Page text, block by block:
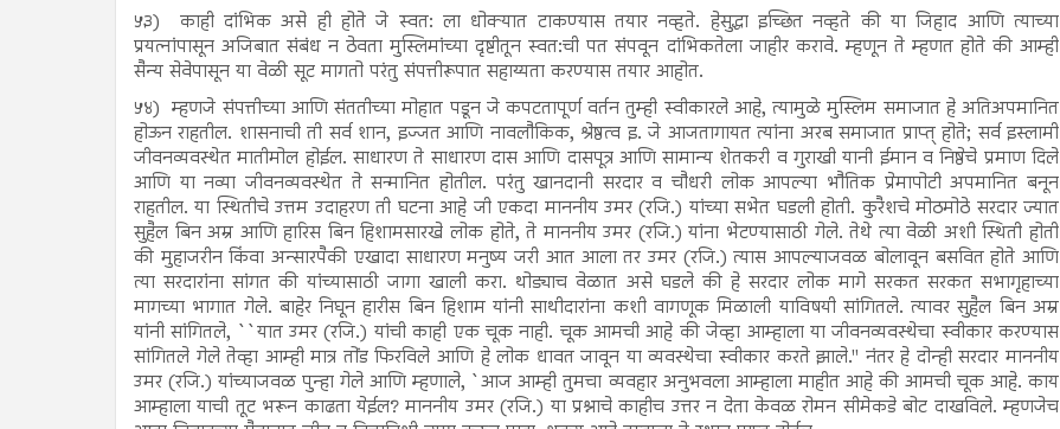
५३)
काही दांभिक असे ही होते जे स्वत: ला धोक्यात टाकण्यास तयार नव्हते. हेसुद्धा इच्छित नव्हते की या जिहाद आणि त्याच्या
प्रयत्नांपासून अजिबात संबंध न ठेवता मुस्लिमांच्या दृष्टीतून स्वत:ची पत संपवून दांभिकतेला जाहीर करावे. म्हणून ते म्हणत होते की आम्ही
सैन्य सेवेपासून या वेळी सूट मागतो परंतु संपत्तीरूपात सहाय्यता करण्यास तयार आहोत.
५४) म्हणजे संपत्तीच्या आणि संततीच्या मोहात पडून जे कपटतापूर्ण वर्तन तुम्ही स्वीकारले आहे, त्यामुळे मुस्लिम समाजात हे अतिअपमानित
होऊन राहतील. शासनाची ती सर्व शान, इज्जत आणि नावलौकिक, श्रेष्ठत्व इ. जे आजतागायत त्यांना अरब समाजात प्राप्त् होते; सर्व इस्लामी
जीवनव्यवस्थेत मातीमोल होईल. साधारण ते साधारण दास आणि दासपूत्र आणि सामान्य शेतकरी व गुराखी यानी ईमान व निष्ठेचे प्रमाण दिले
आणि या नव्या जीवनव्यवस्थेत ते सन्मानित होतील. परंतु खानदानी सरदार व चौधरी लोक आपल्या भौतिक प्रेमापोटी अपमानित बनून
राहतील. या स्थितीचे उत्तम उदाहरण ती घटना आहे जी एकदा माननीय उमर (रजि.) यांच्या सभेत घडली होती. कुरैशचे मोठमोठे सरदार ज्यात
सुहैल बिन अम्र आणि हारिस बिन हिशामसारखे लोक होते, ते माननीय उमर (रजि.) यांना भेटण्यासाठी गेले. तेथे त्या वेळी अशी स्थिती होती
की मुहाजरीन किंवा अन्सारपैकी एखादा साधारण मनुष्य जरी आत आला तर उमर (रजि.) त्यास आपल्याजवळ बोलावून बसवित होते आणि
त्या सरदारांना सांगत की यांच्यासाठी जागा खाली करा. थोड्याच वेळात असे घडले की हे सरदार लोक मागे सरकत सरकत सभागृहाच्या
मागच्या भागात गेले. बाहेर निघून हारीस बिन हिशाम यांनी साथीदारांना कशी वागणूक मिळाली याविषयी सांगितले. त्यावर सुहैल बिन अम्र
यांनी सांगितले, ``यात उमर (रजि.) यांची काही एक चूक नाही. चूक आमची आहे की जेव्हा आम्हाला या जीवनव्यवस्थेचा स्वीकार करण्यास
सांगितले गेले तेव्हा आम्ही मात्र तोंड फिरविले आणि हे लोक धावत जावून या व्यवस्थेचा स्वीकार करते झाले.'' नंतर हे दोन्ही सरदार माननीय
उमर (रजि.) यांच्याजवळ पुन्हा गेले आणि म्हणाले, `आज आम्ही तुमचा व्यवहार अनुभवला आम्हाला माहीत आहे की आमची चूक आहे. काय
आम्हाला याची तूट भरून काढता येईल? माननीय उमर (रजि.) या प्रश्नाचे काहीच उत्तर न देता केवळ रोमन सीमेकडे बोट दाखविले. म्हणजेच